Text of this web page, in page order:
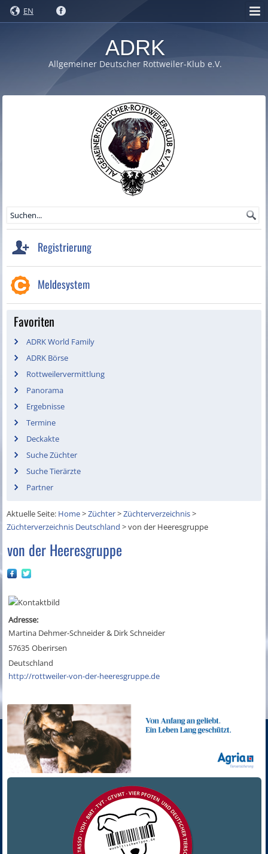
EN
ADRK
Allgemeiner Deutscher Rottweiler-Klub e.V.
Registrierung
Meldesystem
Favoriten
ADRK World Family
ADRK Börse
Rottweilervermittlung
Panorama
Ergebnisse
Termine
Deckakte
Suche Züchter
Suche Tierärzte
Partner
Aktuelle Seite: Home>Züchter>Züchterverzeichnis>
Züchterverzeichnis Deutschland >von der Heeresgruppe
von der Heeresgruppe
Adresse:
Martina Dehmer-Schneider & Dirk Schneider
57635 Oberirsen
Deutschland
http://rottweiler-von-der-heeresgruppe.de